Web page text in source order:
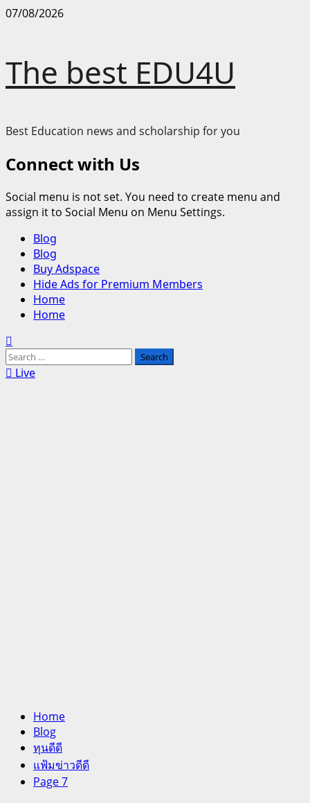
Skip
07/08/2026
The best EDU4U
Best Education news and scholarship for you
Connect with Us
Social menu is not set. You need to create menu and
assign it to Social Menu on Menu Settings.
Primary
Menu
Blog
Blog
Buy Adspace
Hide Ads for Premium Members
Home
Home
Search
for:Live
Home
Blog
ทุนดีดี
แฟ้มข่าวดีดี
Page 7